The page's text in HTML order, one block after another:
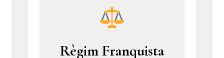
Règim Franquista